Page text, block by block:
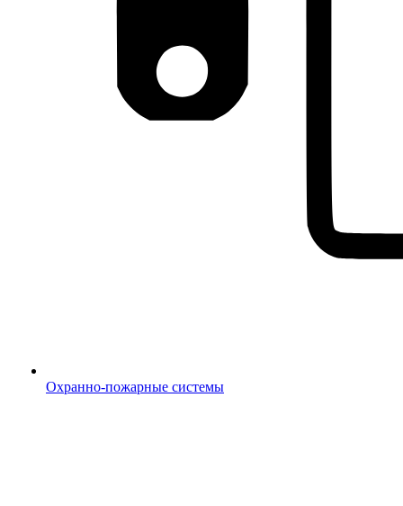
Охранно-пожарные системы